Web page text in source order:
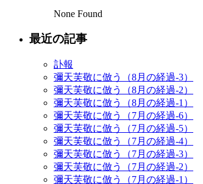
None Found
最近の記事
訃報
彌天芙敬に倣う（8月の経過-3）
彌天芙敬に倣う（8月の経過-2）
彌天芙敬に倣う（8月の経過-1）
彌天芙敬に倣う（7月の経過-6）
彌天芙敬に倣う（7月の経過-5）
彌天芙敬に倣う（7月の経過-4）
彌天芙敬に倣う（7月の経過-3）
彌天芙敬に倣う（7月の経過-2）
彌天芙敬に倣う（7月の経過-1）